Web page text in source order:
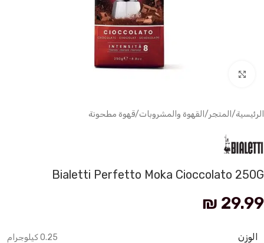
الرئيسية/ المتجر/ القهوة والمشروبات/قهوة مطحونة
Bialetti Perfetto Moka Cioccolato 250G
₪ 29.99
الوزن 0.25 كيلوجرام